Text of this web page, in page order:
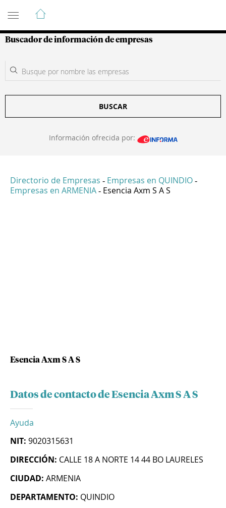
Guía de Empresas Colombianas
Buscador de información de empresas
BUSCAR
Información ofrecida por:
Directorio de Empresas - Empresas en QUINDIO -
Empresas en ARMENIA - Esencia Axm S A S
Esencia Axm S A S
Datos de contacto de Esencia Axm S A S
Ayuda
NIT: 9020315631
DIRECCIÓN: CALLE 18 A NORTE 14 44 BO LAURELES
CIUDAD: ARMENIA
DEPARTAMENTO: QUINDIO